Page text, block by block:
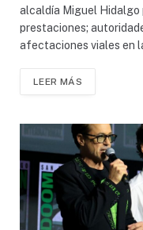
alcaldía Miguel Hidalgo
prestaciones;
afectaciones viales en
LEER MÁS